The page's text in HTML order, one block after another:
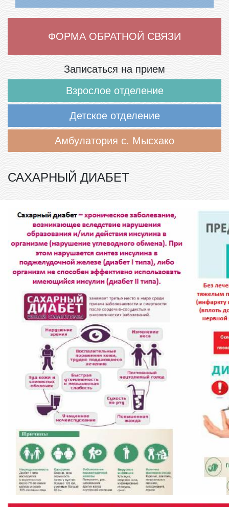
ФОРМА ОБРАТНОЙ СВЯЗИ
Записаться на прием
Взрослое отделение
Детское отделение
Амбулатория с. Мысхако
САХАРНЫЙ ДИАБЕТ